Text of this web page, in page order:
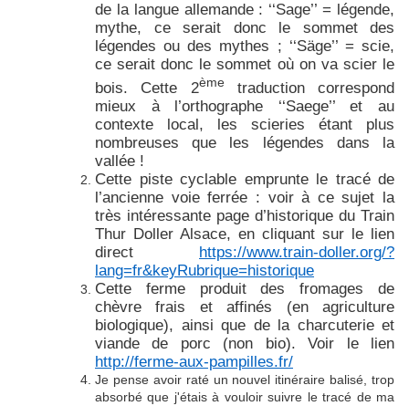
de la langue allemande : ‘‘Sage’’ = légende,
mythe, ce serait donc le sommet des
légendes ou des mythes ; ‘‘Säge’’ = scie,
ce serait donc le sommet où on va scier le
bois. Cette 2èmetraduction correspond
mieux à l’orthographe ‘‘Saege’’ et au
contexte local, les scieries étant plus
nombreuses que les légendes dans la
vallée !
Cette piste cyclable emprunte le tracé de
l’ancienne voie ferrée : voir à ce sujet la
très intéressante page d’historique du Train
Thur Doller Alsace, en cliquant sur le lien
direct https://www.train-doller.org/?
lang=fr&keyRubrique=historique
Cette ferme produit des fromages de
chèvre frais et affinés (en agriculture
biologique), ainsi que de la charcuterie et
viande de porc (non bio). Voir le lien
http://ferme-aux-pampilles.fr/
Je pense avoir raté un nouvel itinéraire balisé, trop
absorbé que j'étais à vouloir suivre le tracé de ma